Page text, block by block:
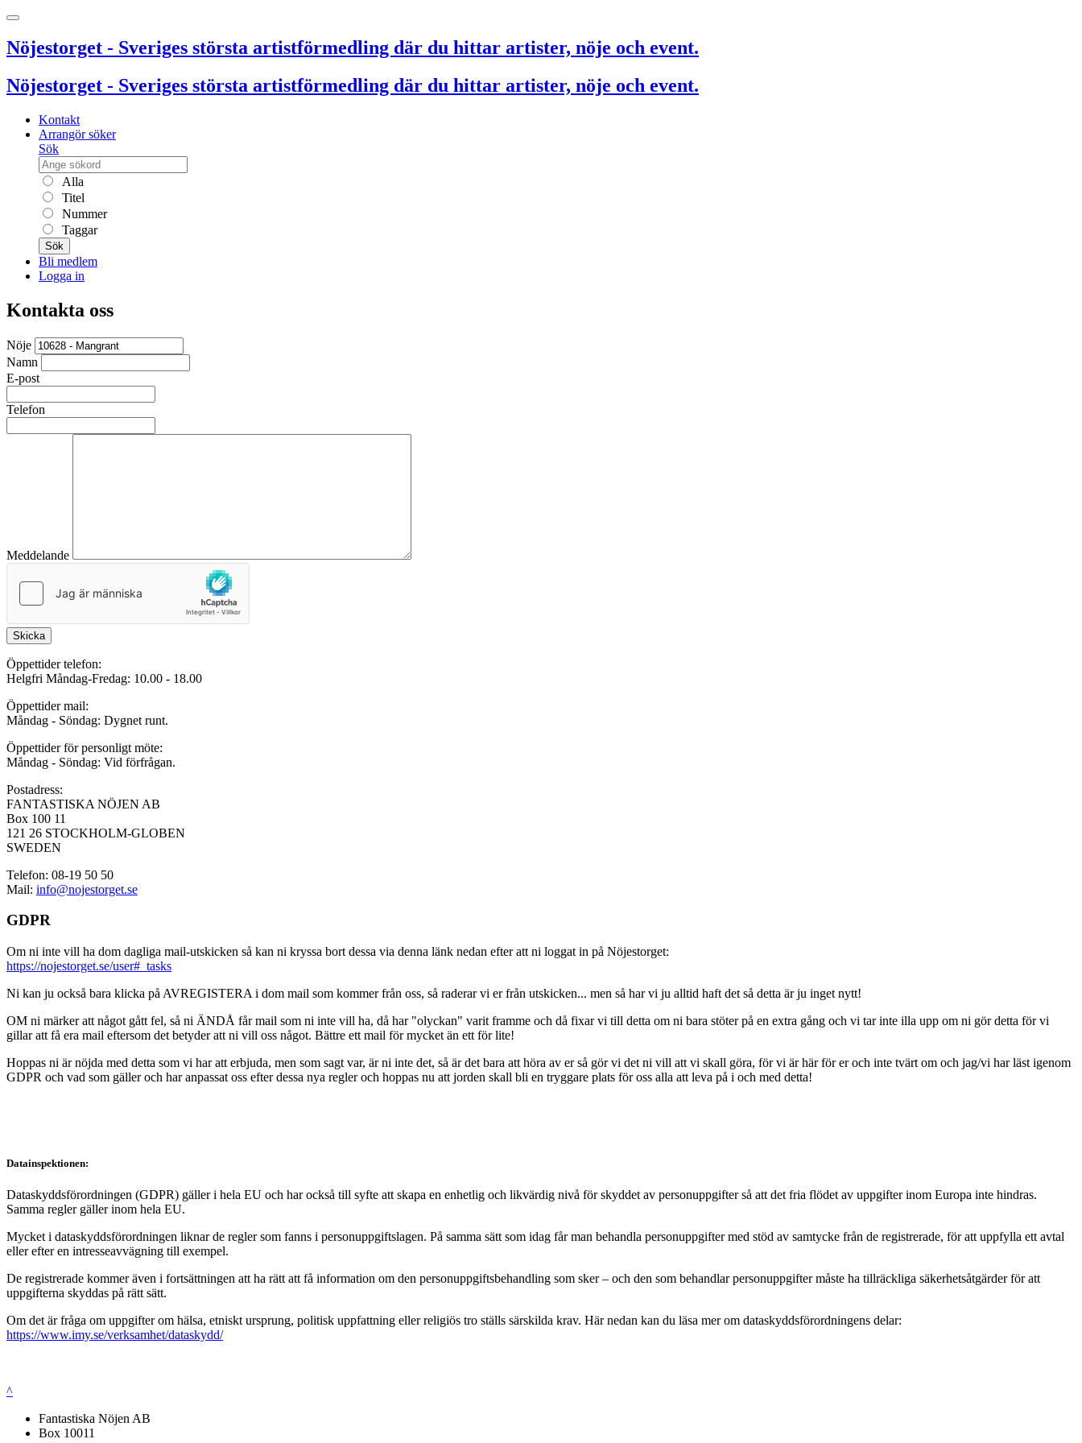
Nöjestorget - Sveriges största artistförmedling där du hittar artister, nöje och event.
Nöjestorget - Sveriges största artistförmedling där du hittar artister, nöje och event.
Kontakt
Arrangör söker
Sök
Alla
Titel
Nummer
Taggar
Sök
Bli medlem
Logga in
Kontakta oss
Nöje
Namn
E-post
Telefon
Meddelande
Skicka
Öppettider telefon:
Helgfri Måndag-Fredag: 10.00 - 18.00
Öppettider mail:
Måndag - Söndag: Dygnet runt.
Öppettider för personligt möte:
Måndag - Söndag: Vid förfrågan.
Postadress:
FANTASTISKA NÖJEN AB
Box 100 11
121 26 STOCKHOLM-GLOBEN
SWEDEN
Telefon: 08-19 50 50
Mail: info@nojestorget.se
GDPR
Om ni inte vill ha dom dagliga mail-utskicken så kan ni kryssa bort dessa via denna länk nedan efter att ni loggat in på Nöjestorget:
https://nojestorget.se/user#_tasks
Ni kan ju också bara klicka på AVREGISTERA i dom mail som kommer från oss, så raderar vi er från utskicken... men så har vi ju alltid haft det så detta är ju inget nytt!
OM ni märker att något gått fel, så ni ÄNDÅ får mail som ni inte vill ha, då har "olyckan" varit framme och då fixar vi till detta om ni bara stöter på en extra gång och vi tar inte illa upp om ni gör detta för vi
gillar att få era mail eftersom det betyder att ni vill oss något. Bättre ett mail för mycket än ett för lite!
Hoppas ni är nöjda med detta som vi har att erbjuda, men som sagt var, är ni inte det, så är det bara att höra av er så gör vi det ni vill att vi skall göra, för vi är här för er och inte tvärt om och jag/vi har läst igenom
GDPR och vad som gäller och har anpassat oss efter dessa nya regler och hoppas nu att jorden skall bli en tryggare plats för oss alla att leva på i och med detta!
Datainspektionen:
Dataskyddsförordningen (GDPR) gäller i hela EU och har också till syfte att skapa en enhetlig och likvärdig nivå för skyddet av personuppgifter så att det fria flödet av uppgifter inom Europa inte hindras.
Samma regler gäller inom hela EU.
Mycket i dataskyddsförordningen liknar de regler som fanns i personuppgiftslagen. På samma sätt som idag får man behandla personuppgifter med stöd av samtycke från de registrerade, för att uppfylla ett avtal
eller efter en intresseavvägning till exempel.
De registrerade kommer även i fortsättningen att ha rätt att få information om den personuppgiftsbehandling som sker – och den som behandlar personuppgifter måste ha tillräckliga säkerhetsåtgärder för att
uppgifterna skyddas på rätt sätt.
Om det är fråga om uppgifter om hälsa, etniskt ursprung, politisk uppfattning eller religiös tro ställs särskilda krav. Här nedan kan du läsa mer om dataskyddsförordningens delar:
https://www.imy.se/verksamhet/dataskydd/
^
Fantastiska Nöjen AB
Box 10011